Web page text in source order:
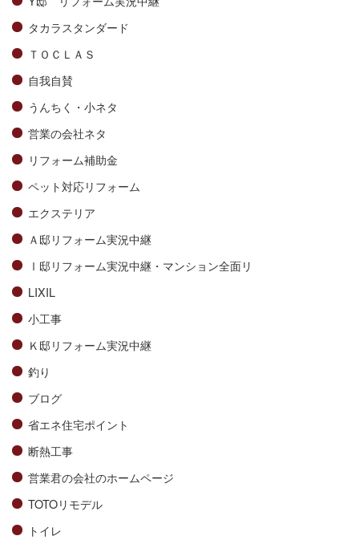
タカラスタンダード
ＴＯＣＬＡＳ
自我自賛
うんちく・小ネタ
営業の会社ネタ
リフォーム補助金
ペット対応リフォーム
エクステリア
Ａ邸リフォーム実況中継
Ⅰ邸リフォーム実況中継・マンション全面リ
LIXIL
小工事
Ｋ邸リフォーム実況中継
釣り
ブログ
省エネ住宅ポイント
断熱工事
営業君の会社のホームページ
TOTOリモデル
トイレ